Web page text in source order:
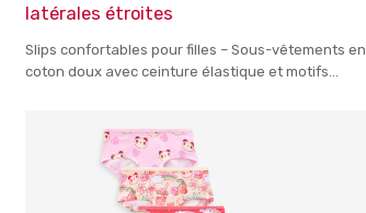
latérales étroites
Slips confortables pour filles – Sous-vêtements en
coton doux avec ceinture élastique et motifs